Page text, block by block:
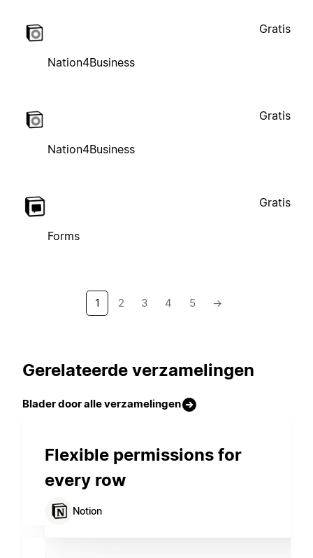
Nation4Business
Gratis
Nation4Business
Gratis
Forms
Gratis
1 2 3 4 5 →
Gerelateerde verzamelingen
Blader door alle verzamelingen
Flexible permissions for
every row
Notion